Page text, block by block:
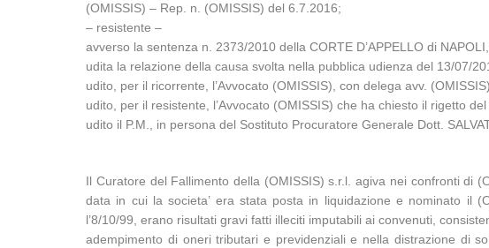
(OMISSIS) – Rep. n. (OMISSIS) del 6.7.2016;
– resistente –
avverso la sentenza n. 2373/2010 della CORTE D’APPELLO di
udita la relazione della causa svolta nella pubblica udienza del 13/07/
udito, per il ricorrente, l’Avvocato (OMISSIS), con delega avv.
udito, per il resistente, l’Avvocato (OMISSIS) che ha chiesto il rigetto
udito il P.M., in persona del Sostituto Procuratore Generale Dott.
Il Curatore del Fallimento della (OMISSIS) s.r.l. agiva nei confronti di
data in cui la societa’ era stata posta in liquidazione e nominato il
l’8/10/99, erano risultati gravi fatti illeciti imputabili ai convenuti,
adempimento di oneri tributari e previdenziali e nella distrazione di